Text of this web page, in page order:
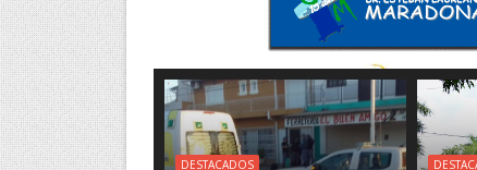
DESTACADOS